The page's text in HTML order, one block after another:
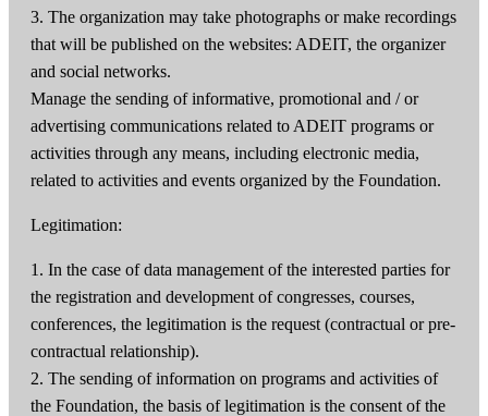
3. The organization may take photographs or make recordings
that will be published on the websites: ADEIT, the organizer
and social networks.
Manage the sending of informative, promotional and / or
advertising communications related to ADEIT programs or
activities through any means, including electronic media,
related to activities and events organized by the Foundation.
Legitimation:
1. In the case of data management of the interested parties for
the registration and development of congresses, courses,
conferences, the legitimation is the request (contractual or pre-
contractual relationship).
2. The sending of information on programs and activities of
the Foundation, the basis of legitimation is the consent of the